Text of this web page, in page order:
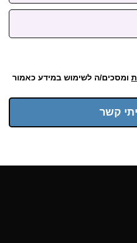
ומסכים/ה לשימוש במידע כאמור
קשר